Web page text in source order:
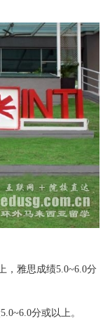
，雅思成绩5.0~6.0分
分或以上。